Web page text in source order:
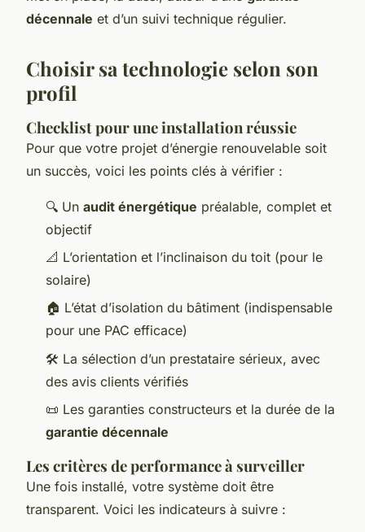
décennale et d’un suivi technique régulier.
Choisir sa technologie selon son
profil
Checklist pour une installation réussie
Pour que votre projet d’énergie renouvelable soit
un succès, voici les points clés à vérifier :
🔍 Un audit énergétique préalable, complet et
objectif
📐 L’orientation et l’inclinaison du toit (pour le
solaire)
🏠 L’état d’isolation du bâtiment (indispensable
pour une PAC efficace)
🛠️ La sélection d’un prestataire sérieux, avec
des avis clients vérifiés
📜 Les garanties constructeurs et la durée de la
garantie décennale
Les critères de performance à surveiller
Une fois installé, votre système doit être
transparent. Voici les indicateurs à suivre :